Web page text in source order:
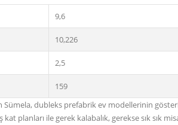
9,6
10,226
2,5
159
Sümela, dubleks prefabrik ev modellerinin
planları ile gerek kalabalık, gerekse sık sık